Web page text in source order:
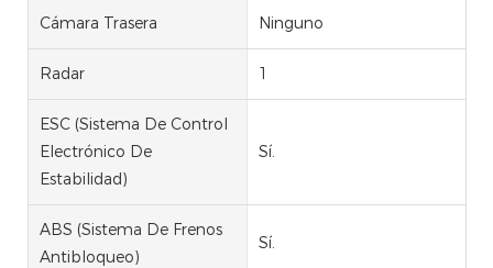
Cámara Trasera Ninguno
Radar 1
ESC (Sistema De Control
Electrónico De
Estabilidad)
Sí.
ABS (Sistema De Frenos
Antibloqueo)
Sí.